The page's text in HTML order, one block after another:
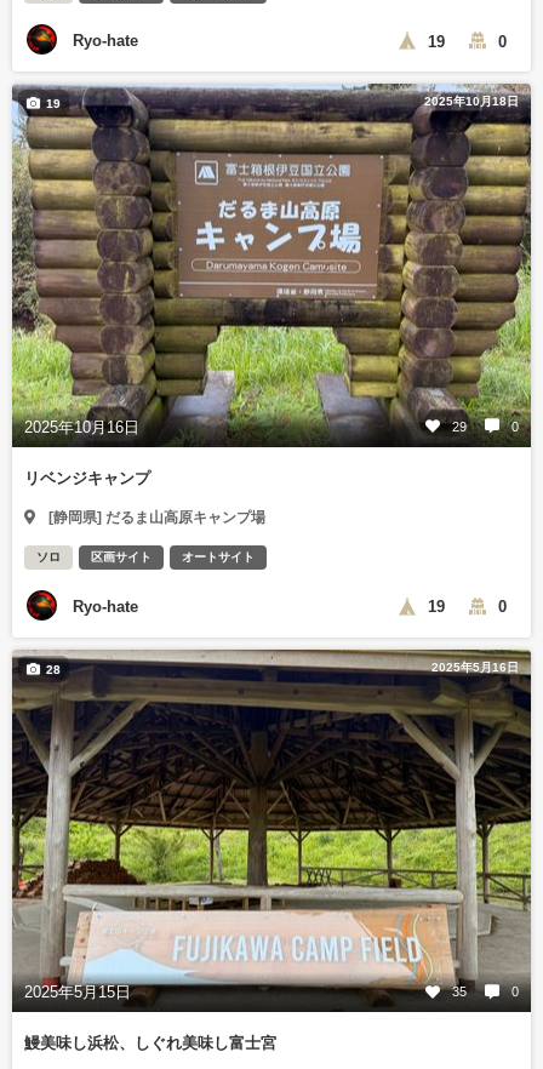
Ryo-hate 19 0
2025年10月18日
2025年10月16日 29 0
19
リベンジキャンプ
[静岡県] だるま山高原キャンプ場
ソロ 区画サイト オートサイト
Ryo-hate 19 0
2025年5月16日
2025年5月15日 35 0
28
鰻美味し浜松、しぐれ美味し富士宮